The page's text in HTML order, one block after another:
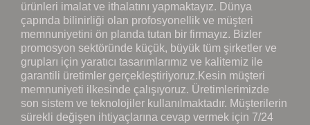
ürünleri imalat ve ithalatını yapmaktayız. Dünya
çapında bilinirliği olan profosyonellik ve müşteri
memnuniyetini ön planda tutan bir firmayız. Bizler
promosyon sektöründe küçük, büyük tüm şirketler ve
grupları için yaratıcı tasarımlarımız ve kalitemiz ile
garantili üretimler gerçekleştiriyoruz.Kesin müşteri
memnuniyeti ilkesinde çalışıyoruz. Üretimlerimizde
son sistem ve teknolojiler kullanılmaktadır. Müşterilerin
sürekli değişen ihtiyaçlarına cevap vermek için 7/24